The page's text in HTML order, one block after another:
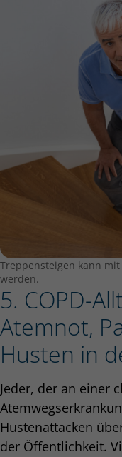
Treppensteigen kann
werden.
5. COPD-
Atemnot,
Husten in
Jeder, der an einer
Hustenattacken
der Öffentlichkeit.